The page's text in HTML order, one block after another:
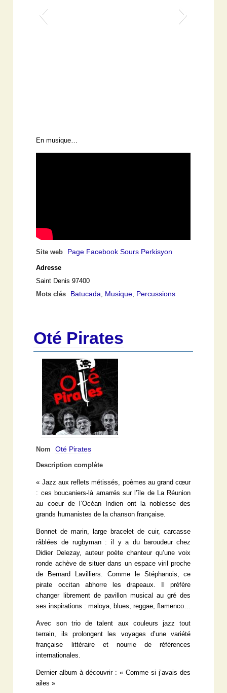
En musique…
Site web Page Facebook Sours Perkisyon
Adresse
Saint Denis 97400
Mots clés
Batucada Musique Percussions
Oté Pirates
Nom Oté Pirates
Description complète
« Jazz aux reflets métissés, poèmes au grand cœur
: ces boucaniers-là amarrés sur l’île de La Réunion
au coeur de l’Océan Indien ont la noblesse des
grands humanistes de la chanson française.
Bonnet de marin, large bracelet de cuir, carcasse
râblées de rugbyman : il y a du baroudeur chez
Didier Delezay, auteur poète chanteur qu’une voix
ronde achève de situer dans un espace viril proche
de Bernard Lavilliers. Comme le Stéphanois, ce
pirate occitan abhorre les drapeaux. Il préfère
changer librement de pavillon musical au gré des
ses inspirations : maloya, blues, reggae, flamenco…
Avec son trio de talent aux couleurs jazz tout
terrain, ils prolongent les voyages d’une variété
française littéraire et nourrie de références
internationales.
Dernier album à découvrir : « Comme si j’avais des
ailes »